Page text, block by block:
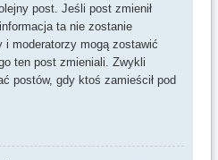
post. Jeśli post zmienił
ta nie zostanie
moderatorzy mogą zostawić
ten post zmieniali. Zwykli
postów, gdy ktoś zamieścił pod